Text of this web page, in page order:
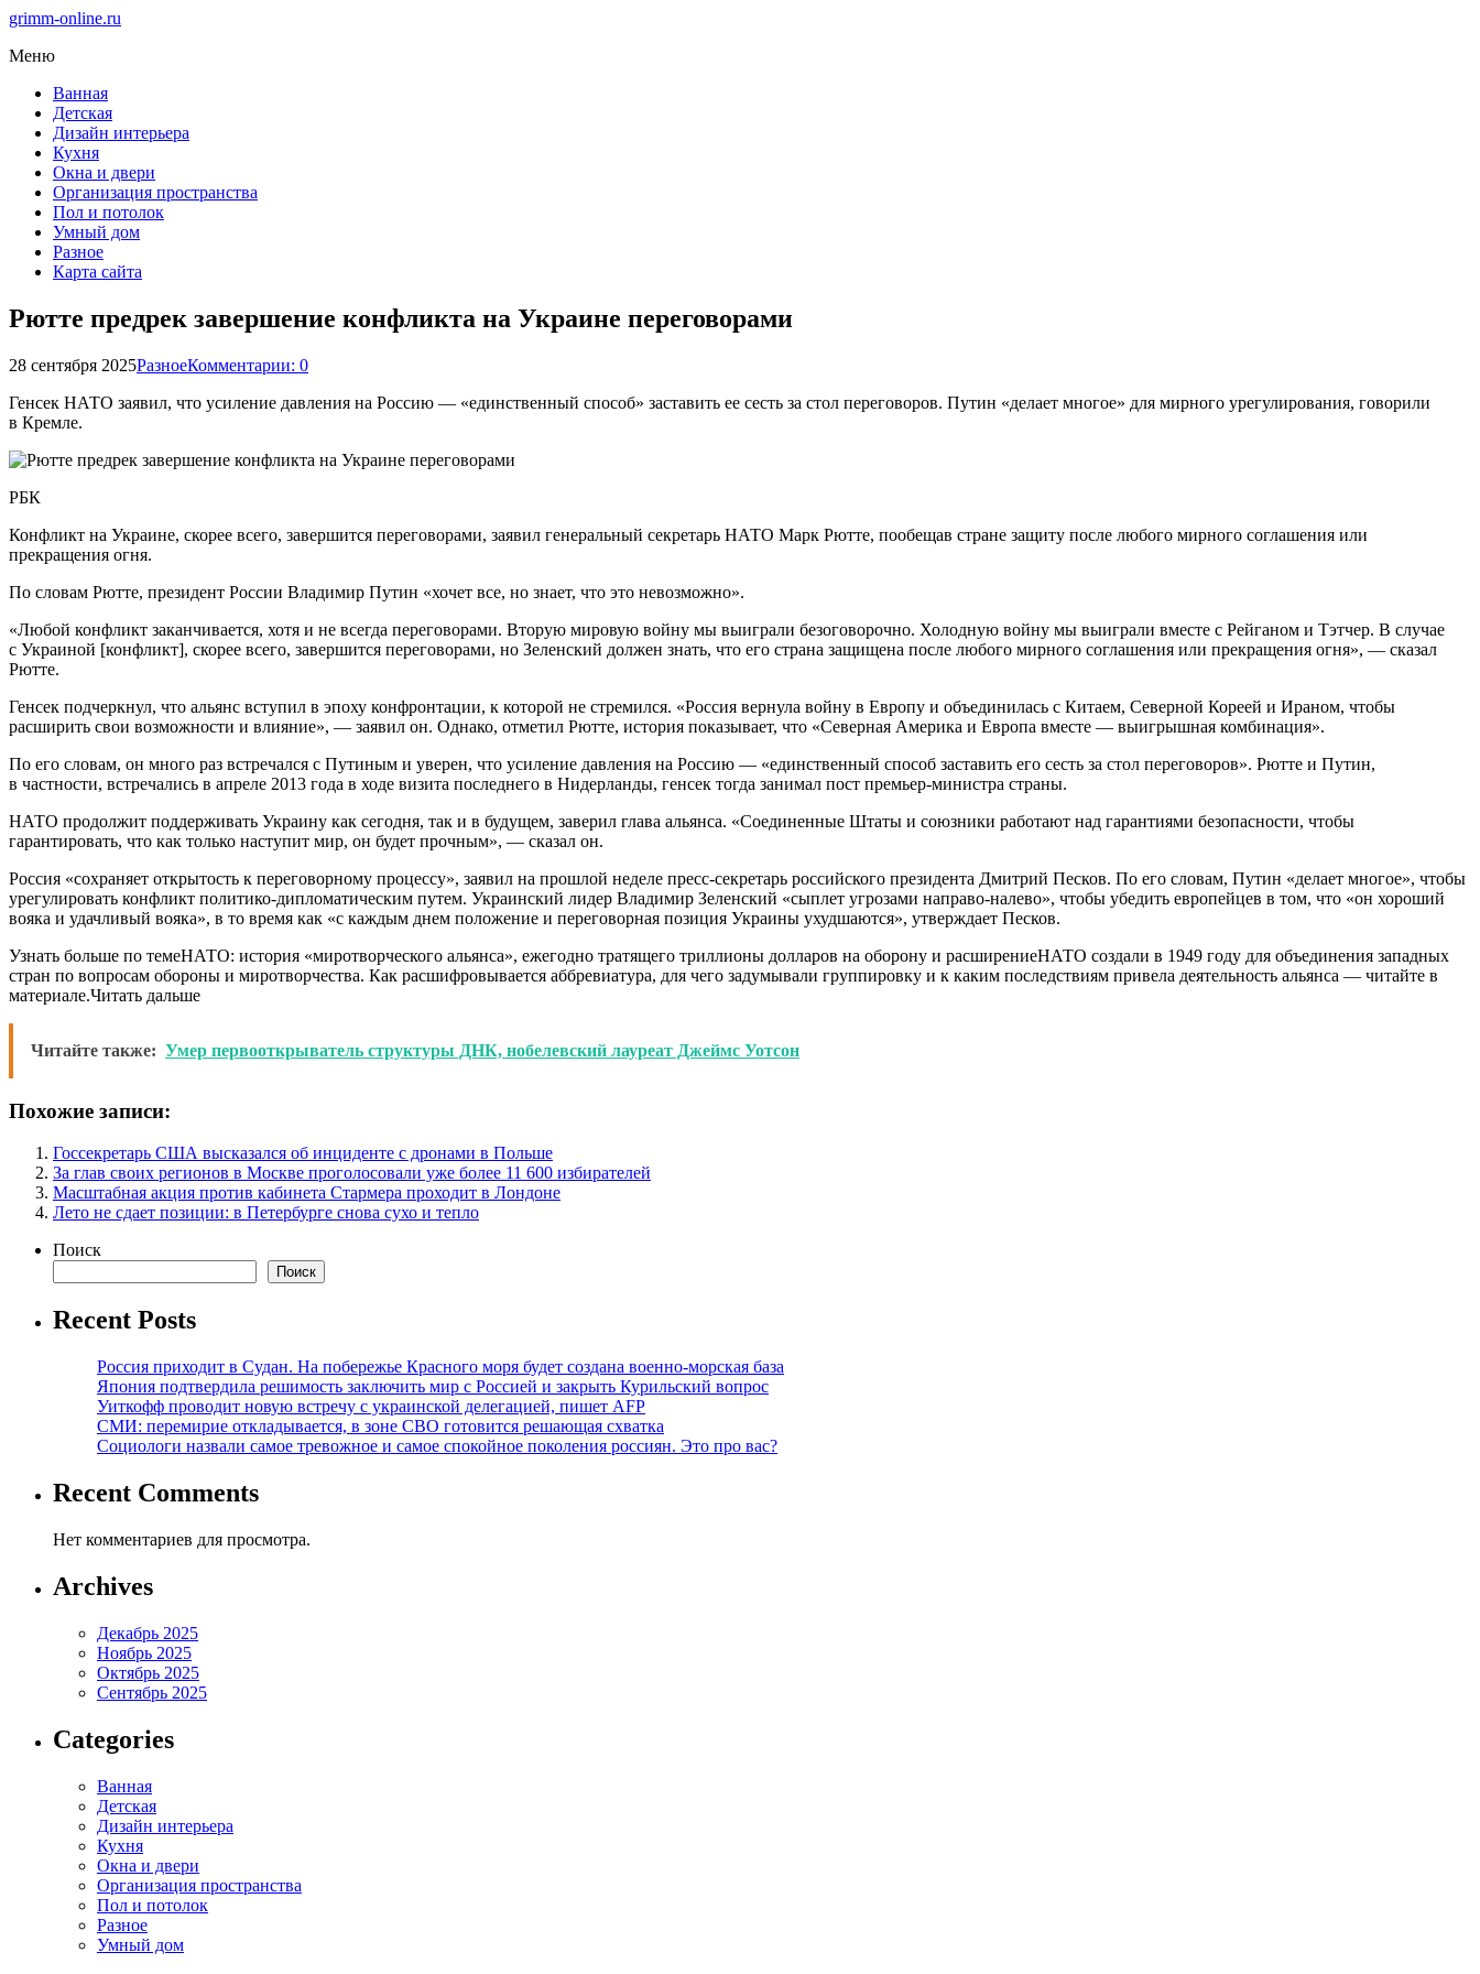
grimm-online.ru
Меню
Ванная
Детская
Дизайн интерьера
Кухня
Окна и двери
Организация пространства
Пол и потолок
Умный дом
Разное
Карта сайта
Рютте предрек завершение конфликта на Украине переговорами
28 сентября 2025РазноеКомментарии: 0
Генсек НАТО заявил, что усиление давления на Россию — «единственный способ» заставить ее сесть за стол переговоров. Путин «делает многое» для мирного урегулирования, говорили
в Кремле.
РБК
Конфликт на Украине, скорее всего, завершится переговорами, заявил генеральный секретарь НАТО Марк Рютте, пообещав стране защиту после любого мирного соглашения или
прекращения огня.
По словам Рютте, президент России Владимир Путин «хочет все, но знает, что это невозможно».
«Любой конфликт заканчивается, хотя и не всегда переговорами. Вторую мировую войну мы выиграли безоговорочно. Холодную войну мы выиграли вместе с Рейганом и Тэтчер. В случае
с Украиной [конфликт], скорее всего, завершится переговорами, но Зеленский должен знать, что его страна защищена после любого мирного соглашения или прекращения огня», — сказал
Рютте.
Генсек подчеркнул, что альянс вступил в эпоху конфронтации, к которой не стремился. «Россия вернула войну в Европу и объединилась с Китаем, Северной Кореей и Ираном, чтобы
расширить свои возможности и влияние», — заявил он. Однако, отметил Рютте, история показывает, что «Северная Америка и Европа вместе — выигрышная комбинация».
По его словам, он много раз встречался с Путиным и уверен, что усиление давления на Россию — «единственный способ заставить его сесть за стол переговоров». Рютте и Путин,
в частности, встречались в апреле 2013 года в ходе визита последнего в Нидерланды, генсек тогда занимал пост премьер-министра страны.
НАТО продолжит поддерживать Украину как сегодня, так и в будущем, заверил глава альянса. «Соединенные Штаты и союзники работают над гарантиями безопасности, чтобы
гарантировать, что как только наступит мир, он будет прочным», — сказал он.
Россия «сохраняет открытость к переговорному процессу», заявил на прошлой неделе пресс-секретарь российского президента Дмитрий Песков. По его словам, Путин «делает многое», чтобы
урегулировать конфликт политико-дипломатическим путем. Украинский лидер Владимир Зеленский «сыплет угрозами направо-налево», чтобы убедить европейцев в том, что «он хороший
вояка и удачливый вояка», в то время как «с каждым днем положение и переговорная позиция Украины ухудшаются», утверждает Песков.
Узнать больше по темеНАТО: история «миротворческого альянса», ежегодно тратящего триллионы долларов на оборону и расширениеНАТО создали в 1949 году для объединения западных
стран по вопросам обороны и миротворчества. Как расшифровывается аббревиатура, для чего задумывали группировку и к каким последствиям привела деятельность альянса — читайте в
материале.Читать дальше
Читайте также: Умер первооткрыватель структуры ДНК, нобелевский лауреат Джеймс Уотсон
Похожие записи:
Госсекретарь США высказался об инциденте с дронами в Польше
За глав своих регионов в Москве проголосовали уже более 11 600 избирателей
Масштабная акция против кабинета Стармера проходит в Лондоне
Лето не сдает позиции: в Петербурге снова сухо и тепло
Поиск
Поиск
Recent Posts
Россия приходит в Судан. На побережье Красного моря будет создана военно-морская база
Япония подтвердила решимость заключить мир с Россией и закрыть Курильский вопрос
Уиткофф проводит новую встречу с украинской делегацией, пишет AFP
СМИ: перемирие откладывается, в зоне СВО готовится решающая схватка
Социологи назвали самое тревожное и самое спокойное поколения россиян. Это про вас?
Recent Comments
Нет комментариев для просмотра.
Archives
Декабрь 2025
Ноябрь 2025
Октябрь 2025
Сентябрь 2025
Categories
Ванная
Детская
Дизайн интерьера
Кухня
Окна и двери
Организация пространства
Пол и потолок
Разное
Умный дом